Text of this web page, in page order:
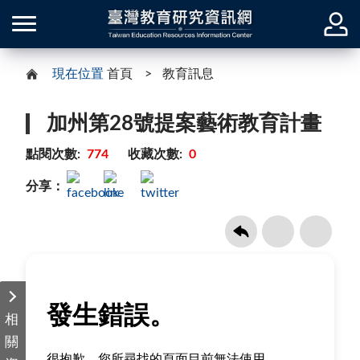
現在位置 首頁 教育訊息
加州第28號提案藝術教育計畫
點閱次數: 774 收藏次數: 0
分享：
相
關